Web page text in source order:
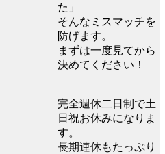
た」
そんなミスマッチを
防げます。
まずは一度見てから
決めてください！
完全週休二日制で土
日祝お休みになりま
す。
長期連休もたっぷり